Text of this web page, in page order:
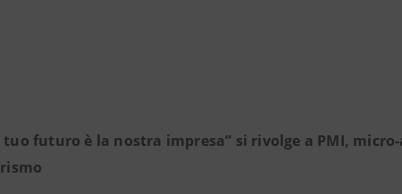
tuo futuro è la nostra impresa” si rivolge a PMI,